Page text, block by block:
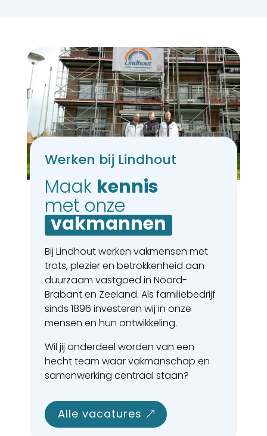
Werken bij Lindhout
Maak kennis
met onze
vakmannen
Bij Lindhout werken vakmensen met
trots, plezier en betrokkenheid aan
duurzaam vastgoed in Noord-
Brabant en Zeeland. Als familiebedrijf
sinds 1896 investeren wij in onze
mensen en hun ontwikkeling.
Wil jij onderdeel worden van een
hecht team waar vakmanschap en
samenwerking centraal staan?
alle vacatures